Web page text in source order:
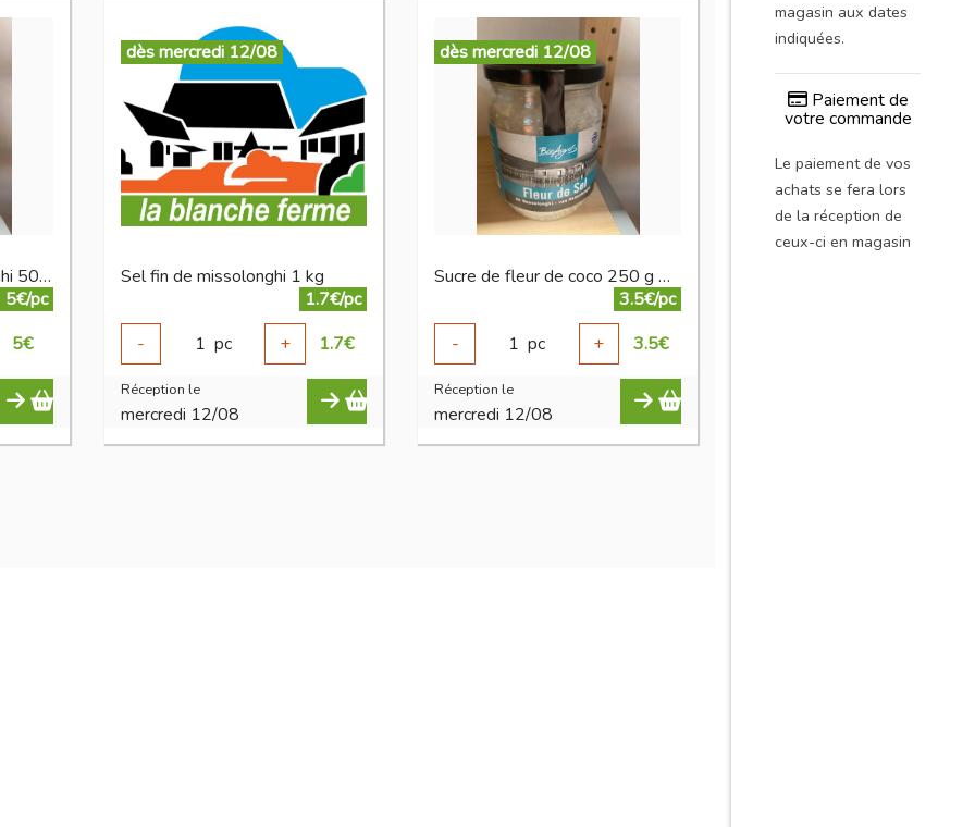
Fleur de sel de missolonghi 500 g
5€/pc
5€
dès mercredi 12/08
Sel fin de missolonghi 1 kg
1.7€/pc
-
1 pc + 1.7€
Réception le
mercredi 12/08
dès mercredi 12/08
Sucre de fleur de coco 250 g BIO
3.5€/pc
-
1 pc + 3.5€
Réception le
mercredi 12/08
magasin aux dates
indiquées.
Paiement de
votre commande
Le paiement de vos
achats se fera lors
de la réception de
ceux-ci en magasin